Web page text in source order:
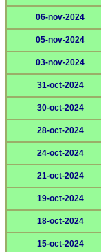
06-nov-2024
05-nov-2024
03-nov-2024
31-oct-2024
30-oct-2024
28-oct-2024
24-oct-2024
21-oct-2024
19-oct-2024
18-oct-2024
15-oct-2024